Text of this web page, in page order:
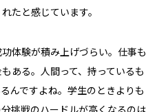
たと感じています。
体験が積み上げづらい。仕事も
ある。人間って、持っているも
んですよね。学生のときよりも
挑戦のハードルが高くなるのは